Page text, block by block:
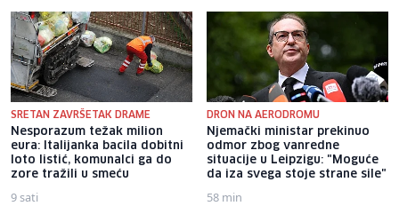
SRETAN ZAVRŠETAK DRAME
Nesporazum težak milion
eura: Italijanka bacila dobitni
loto listić, komunalci ga do
zore tražili u smeću
9 sati
DRON NA AERODROMU
Njemački ministar prekinuo
odmor zbog vanredne
situacije u Leipzigu: "Moguće
da iza svega stoje strane sile"
58 min